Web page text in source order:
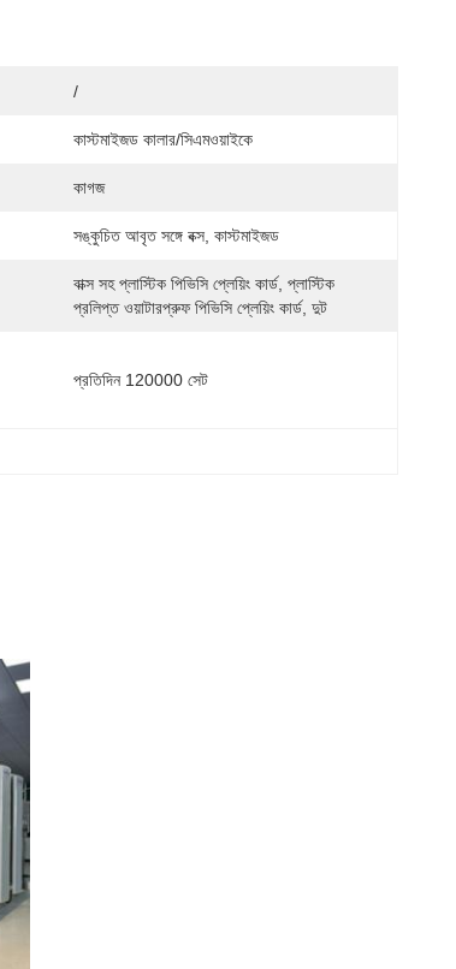
/
কাস্টমাইজড কালার/সিএমওয়াইকে
কাগজ
সঙ্কুচিত আবৃত সঙ্গে বক্স, কাস্টমাইজড
বাক্স সহ প্লাস্টিক পিভিসি প্লেয়িং কার্ড, প্লাস্টিক
প্রলিপ্ত ওয়াটারপ্রুফ পিভিসি প্লেয়িং কার্ড, দুট
প্রতিদিন 120000 সেট